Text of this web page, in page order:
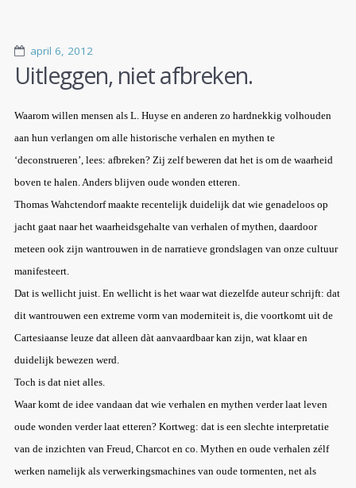
april 6, 2012
Uitleggen, niet afbreken.
Waarom willen mensen als L. Huyse en anderen zo hardnekkig volhouden
aan hun verlangen om alle historische verhalen en mythen te
‘deconstrueren’, lees: afbreken? Zij zelf beweren dat het is om de waarheid
boven te halen. Anders blijven oude wonden etteren.
Thomas Wahctendorf maakte recentelijk duidelijk dat wie genadeloos op
jacht gaat naar het waarheidsgehalte van verhalen of mythen, daardoor
meteen ook zijn wantrouwen in de narratieve grondslagen van onze cultuur
manifesteert.
Dat is wellicht juist. En wellicht is het waar wat diezelfde auteur schrijft: dat
dit wantrouwen een extreme vorm van moderniteit is, die voortkomt uit de
Cartesiaanse leuze dat alleen dàt aanvaardbaar kan zijn, wat klaar en
duidelijk bewezen werd.
Toch is dat niet alles.
Waar komt de idee vandaan dat wie verhalen en mythen verder laat leven
oude wonden verder laat etteren? Kortweg: dat is een slechte interpretatie
van de inzichten van Freud, Charcot en co. Mythen en oude verhalen zélf
werken namelijk als verwerkingsmachines van oude tormenten, net als